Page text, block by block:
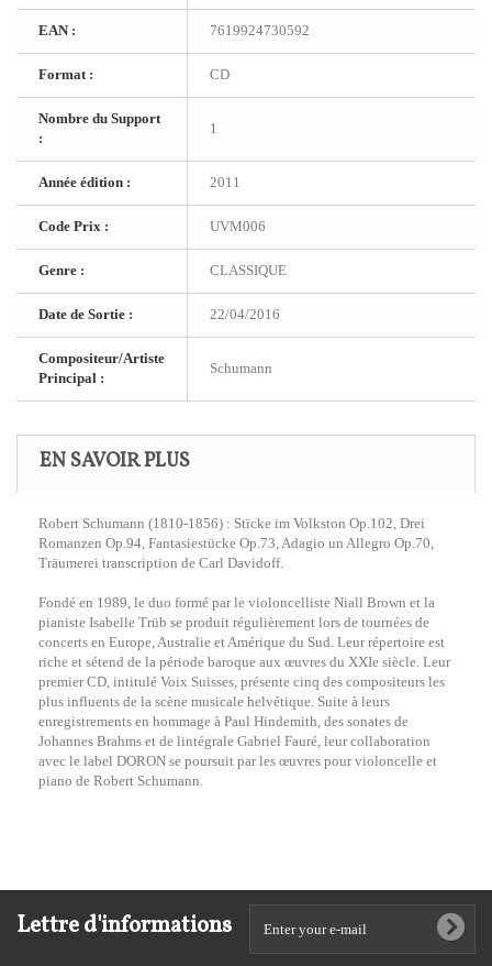
EAN : 7619924730592
Format : CD
Nombre du Support
:
1
Année édition : 2011
Code Prix : UVM006
Genre : CLASSIQUE
Date de Sortie : 22/04/2016
Compositeur/Artiste
Principal :
Schumann
EN SAVOIR PLUS
Robert Schumann (1810-1856) : Stïcke im Volkston Op.102, Drei
Romanzen Op.94, Fantasiestücke Op.73, Adagio un Allegro Op.70,
Träumerei transcription de Carl Davidoff.
Fondé en 1989, le duo formé par le violoncelliste Niall Brown et la
pianiste Isabelle Trüb se produit régulièrement lors de tournées de
concerts en Europe, Australie et Amérique du Sud. Leur répertoire est
riche et sétend de la période baroque aux œuvres du XXIe siècle. Leur
premier CD, intitulé Voix Suisses, présente cinq des compositeurs les
plus influents de la scène musicale helvétique. Suite à leurs
enregistrements en hommage à Paul Hindemith, des sonates de
Johannes Brahms et de lintégrale Gabriel Fauré, leur collaboration
avec le label DORON se poursuit par les œuvres pour violoncelle et
piano de Robert Schumann.
Lettre d'informations